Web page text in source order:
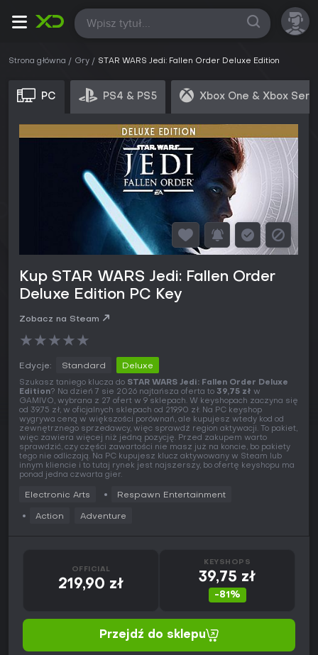
Wszystkie
Strona główna Gry STAR WARS Jedi: Fallen Order Deluxe Edition
PC PS4 & PS5 Xbox One & Xbox
Kup STAR WARS Jedi: Fallen Order
Deluxe Edition PC Key
Zobacz na Steam
★★★★★
Edycje: Standard Deluxe
Szukasz taniego klucza do STAR WARS Jedi: Fallen Order Deluxe
Edition? Na dzień 7 sie 2026 najtańsza oferta to 39,75 zł w
GAMIVO, wybrana z 27 ofert w 9 sklepach. W keyshopach zaczyna się
od 39,75 zł, w oficjalnych sklepach od 219,90 zł. Na PC keyshop
wygrywa ceną w większości porównań, ale kupujesz wtedy kod od
zewnętrznego sprzedawcy, więc sprawdź region aktywacji. To pakiet,
więc zawiera więcej niż jedną pozycję. Przed zakupem warto
sprawdzić, czy części zawartości nie masz już na koncie, bo pakiety
tego nie odliczają. Na PC kupujesz klucz aktywowany w Steam lub
innym kliencie i to tutaj rynek jest najszerszy, bo ofertę keyshopu ma
ponad jedna czwarta gier.
Electronic Arts Respawn Entertainment
Action Adventure
OFFICIAL
219,90 zł
KEYSHOPS
39,75 zł
-81%
Przejdź do sklepu